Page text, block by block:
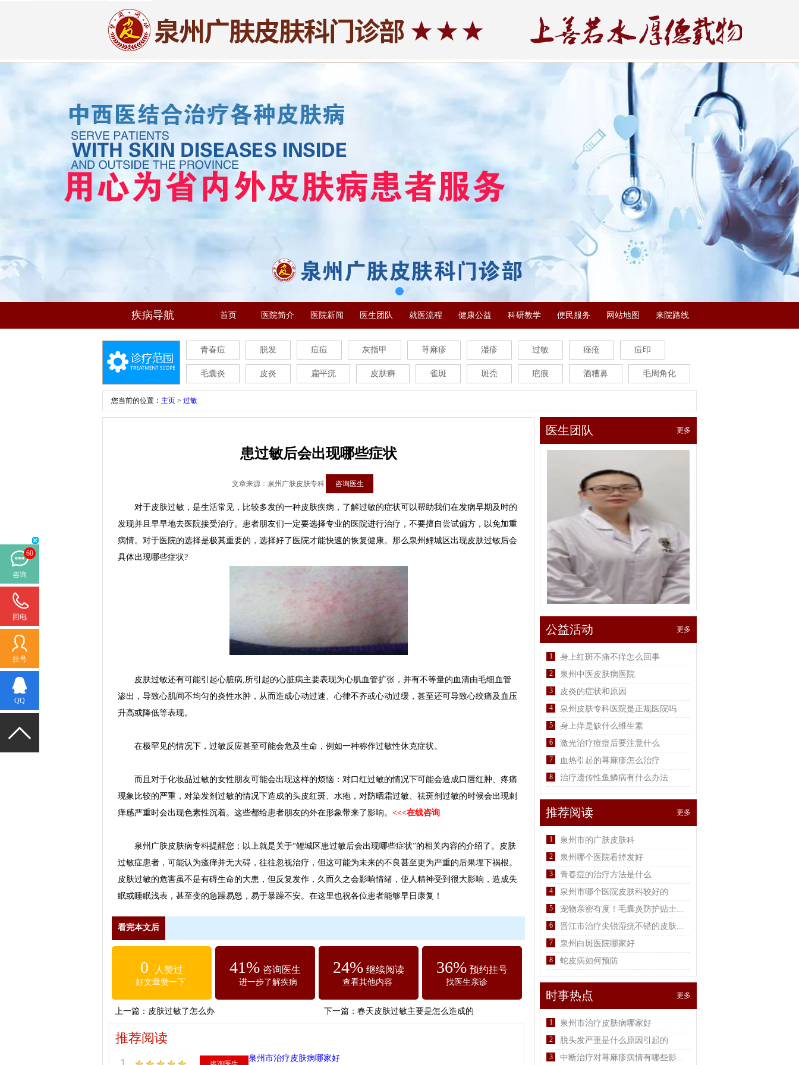
疾病导航 首页 医院简介 医院新闻 医生团队 就医流程 健康公益 科研教学 便民服务 网站地图 来院路线
青春痘 脱发 痘痘 灰指甲 荨麻疹 湿疹 过敏 痤疮 痘印
毛囊炎 皮炎 扁平疣 皮肤癣 雀斑 斑秃 疤痕 酒糟鼻 毛周角化
您当前的位置： 主页 > 过敏
患过敏后会出现哪些症状
文章来源：泉州广肤皮肤专科 咨询医生
对于皮肤过敏，是生活常见，比较多发的一种皮肤疾病，了解过敏的症状可以帮助我们在发病早期及时的
发现并且早早地去医院接受治疗。患者朋友们一定要选择专业的医院进行治疗，不要擅自尝试偏方，以免加重
病情。对于医院的选择是极其重要的，选择好了医院才能快速的恢复健康。那么泉州鲤城区出现皮肤过敏后会
具体出现哪些症状?
皮肤过敏还有可能引起心脏病,所引起的心脏病主要表现为心肌血管扩张，并有不等量的血清由毛细血管
渗出，导致心肌间不均匀的炎性水肿，从而造成心动过速、心律不齐或心动过缓，甚至还可导致心绞痛及血压
升高或降低等表现。
在极罕见的情况下，过敏反应甚至可能会危及生命，例如一种称作过敏性休克症状。
而且对于化妆品过敏的女性朋友可能会出现这样的烦恼：对口红过敏的情况下可能会造成口唇红肿、疼痛
现象比较的严重，对染发剂过敏的情况下造成的头皮红斑、水疱，对防晒霜过敏、祛斑剂过敏的时候会出现刺
痒感严重时会出现色素性沉着。这些都给患者朋友的外在形象带来了影响。 <<<在线咨询
泉州广肤皮肤病专科提醒您：以上就是关于“鲤城区患过敏后会出现哪些症状”的相关内容的介绍了。皮肤
过敏症患者，可能认为瘙痒并无大碍，往往忽视治疗，但这可能为未来的不良甚至更为严重的后果埋下祸根。
皮肤过敏的危害虽不是有碍生命的大患，但反复发作，久而久之会影响情绪，使人精神受到很大影响，造成失
眠或睡眠浅表，甚至变的急躁易怒，易于暴躁不安。在这里也祝各位患者能够早日康复！
看完本文后
0 人赞过
好文章赞一下
41% 咨询医生
进一步了解疾病
24% 继续阅读
查看其他内容
36% 预约挂号
找医生亲诊
上一篇： 皮肤过敏了怎么办 下一篇： 春天皮肤过敏主要是怎么造成的
推荐阅读
泉州市治疗皮肤病哪家好
医生团队 更多
公益活动 更多
1 身上红斑不痛不痒怎么回事
2 泉州中医皮肤病医院
3 皮炎的症状和原因
4 泉州皮肤专科医院是正规医院吗
5 身上痒是缺什么维生素
6 激光治疗痘痘后要注意什么
7 血热引起的荨麻疹怎么治疗
8 治疗遗传性鱼鳞病有什么办法
推荐阅读 更多
1 泉州市的广肤皮肤科
2 泉州哪个医院看掉发好
3 青春痘的治疗方法是什么
4 泉州市哪个医院皮肤科较好的
5 宠物亲密有度！毛囊炎防护贴士...
6 晋江市治疗尖锐湿疣不错的皮肤...
7 泉州白斑医院哪家好
8 蛇皮病如何预防
时事热点 更多
1 泉州市治疗皮肤病哪家好
2 脱头发严重是什么原因引起的
3 中断治疗对荨麻疹病情有哪些影...
60
咨询
回电
挂号
QQ